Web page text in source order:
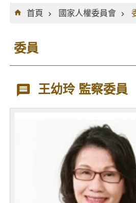
:::
首頁
國家人權委員會
委員
王幼玲 監察委員